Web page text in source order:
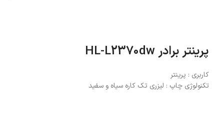
پرینتر برادر HL-L2370dw
کاربری : پرینتر
تکنولوژی چاپ : لیزری تک کاره سیاه و سفید